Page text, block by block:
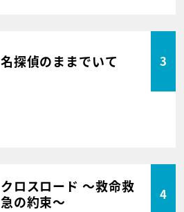
名探偵のままでいて 3
クロスロード ～救命救
急の約束～
4